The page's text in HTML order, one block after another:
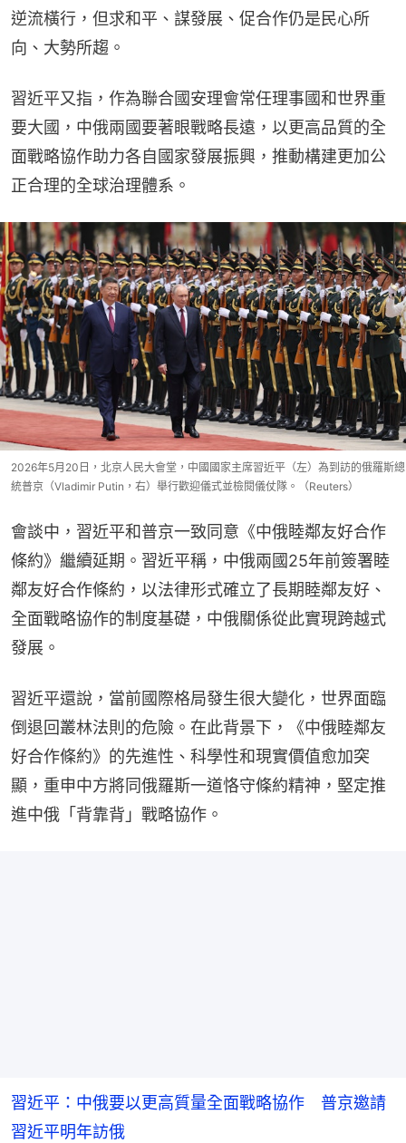
逆流橫行，但求和平、謀發展、促合作仍是民心所
向、大勢所趨。
習近平又指，作為聯合國安理會常任理事國和世界重
要大國，中俄兩國要著眼戰略長遠，以更高品質的全
面戰略協作助力各自國家發展振興，推動構建更加公
正合理的全球治理體系。
2026年5月20日，北京人民大會堂，中國國家主席習近平（左）為到訪的俄羅斯總
統普京（Vladimir Putin，右）舉行歡迎儀式並檢閱儀仗隊。（Reuters）
會談中，習近平和普京一致同意《中俄睦鄰友好合作
條約》繼續延期。習近平稱，中俄兩國25年前簽署睦
鄰友好合作條約，以法律形式確立了長期睦鄰友好、
全面戰略協作的制度基礎，中俄關係從此實現跨越式
發展。
習近平還說，當前國際格局發生很大變化，世界面臨
倒退回叢林法則的危險。在此背景下，《中俄睦鄰友
好合作條約》的先進性、科學性和現實價值愈加突
顯，重申中方將同俄羅斯一道恪守條約精神，堅定推
進中俄「背靠背」戰略協作。
習近平：中俄要以更高質量全面戰略協作 普京邀請
習近平明年訪俄